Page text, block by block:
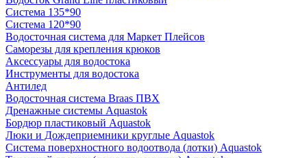
Система 135*90
Система 120*90
Водосточная система для Маркет Плейсов
Саморезы для крепления крюков
Аксессуары для водостока
Инструменты для водостока
Антилед
Водосточная система Braas ПВХ
Дренажные системы Aquastok
Бордюр пластиковый Aquastok
Люки и Дождеприемники круглые Aquastok
Система поверхностного водоотвода (лотки) Aquastok